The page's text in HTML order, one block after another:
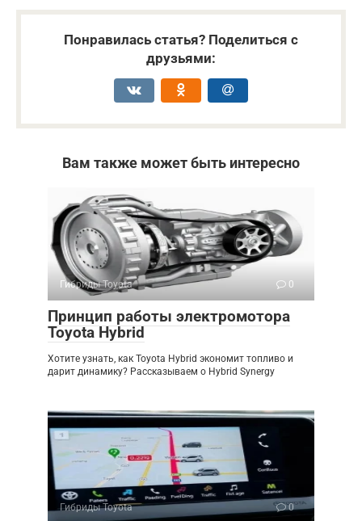
Понравилась статья? Поделиться с
друзьями:
Вам также может быть интересно
Гибриды Toyota 0
Принцип работы электромотора
Toyota Hybrid
Хотите узнать, как Toyota Hybrid экономит топливо и
дарит динамику? Рассказываем о Hybrid Synergy
Гибриды Toyota 0